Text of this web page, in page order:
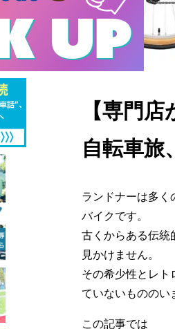
【専門
自転車旅
ランドナーは多く
バイクです。
古くからある伝統
見かけません。
その希少性とレ
ていないもののい
この記事では